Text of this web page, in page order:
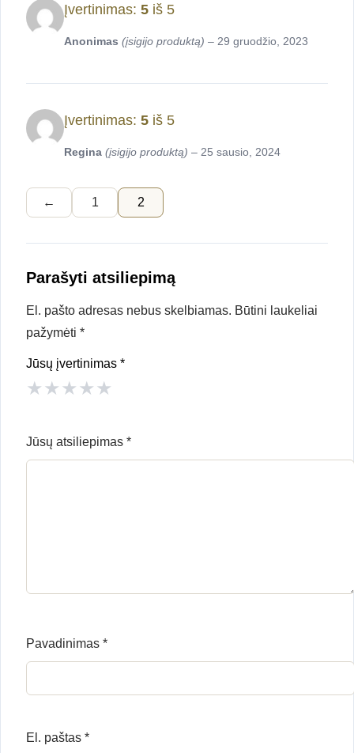
Įvertinimas: 5 iš 5
Anonimas (įsigijo produktą) – 29 gruodžio, 2023
Įvertinimas: 5 iš 5
Regina (įsigijo produktą) – 25 sausio, 2024
← 1 2
Parašyti atsiliepimą
El. pašto adresas nebus skelbiamas. Būtini laukeliai
pažymėti *
Jūsų įvertinimas *
★★★★★
Jūsų atsiliepimas *
Pavadinimas *
El. paštas *